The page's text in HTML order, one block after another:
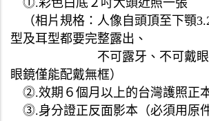
⓵.彩色白底２吋大頭近照一張
（相片規格：人像自頭頂至下顎
型及耳型都要完整露出、
不可露牙 、不可戴
眼鏡僅能配戴無框）
⓶.效期６個月以上的台灣護照正
⓷.身分證正反面影本（必須用原